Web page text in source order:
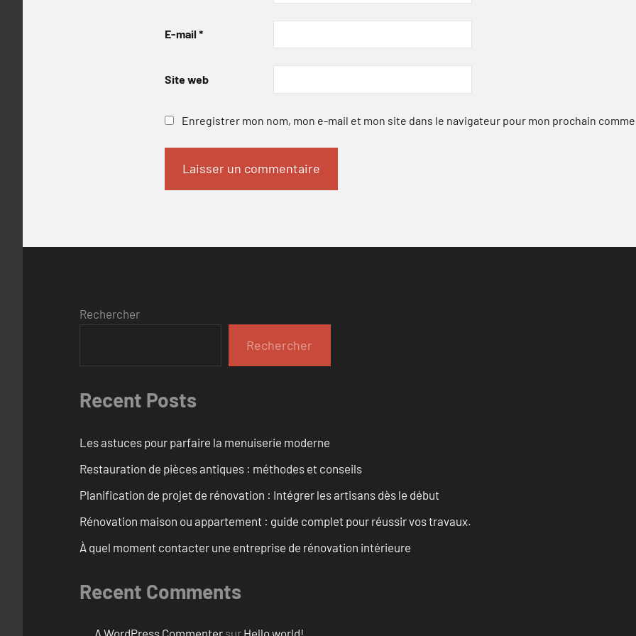
E-mail *
Site web
Enregistrer mon nom, mon e-mail et mon site dans le navigateur pour mon prochain
Rechercher
Rechercher
Recent Posts
Les astuces pour parfaire la menuiserie moderne
Restauration de pièces antiques : méthodes et conseils
Planification de projet de rénovation : Intégrer les artisans dès le début
Rénovation maison ou appartement : guide complet pour réussir vos travaux.
À quel moment contacter une entreprise de rénovation intérieure
Recent Comments